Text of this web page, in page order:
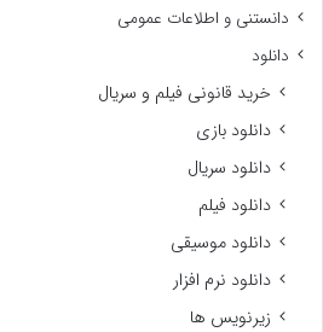
دانستنی و اطلاعات عمومی
دانلود
خرید قانونی فیلم و سریال
دانلود بازی
دانلود سریال
دانلود فیلم
دانلود موسیقی
دانلود نرم افزار
زیرنویس ها